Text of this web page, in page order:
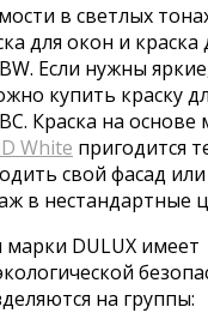
в светлых
для окон и краска
Если нужны
купить краску
Краска на основе
White пригодится
свой фасад
в нестандартные
марки DULUX имеет
на группы: